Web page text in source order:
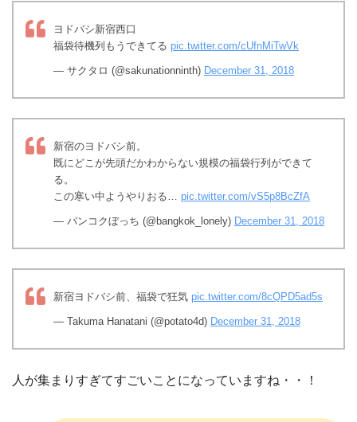
ヨドバシ新宿西口
福袋待機列もうできてる pic.twitter.com/cUfnMiTwVk
— サクタロ (@sakunationninth) December 31, 2018
新宿のヨドバシ前。
既にどこが先頭だかわからない規模の福袋行列ができて
る。
この寒い中ようやりおる… pic.twitter.com/vS5p8BcZfA
— バンコクぼっち (@bangkok_lonely) December 31, 2018
新宿ヨドバシ前、福袋で狂気 pic.twitter.com/8cQPD5ad5s
— Takuma Hanatani (@potato4d) December 31, 2018
人が集まりすぎてすごいことになっていますね・・！